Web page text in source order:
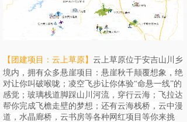
【团建项目：云上草原 】 云上草原位于安吉山川乡
境内，拥有众多悬崖项目：悬崖秋千颠覆想象，绝
对让你叫破喉咙；凌空飞步让你体验“命悬一线”的
感觉；玻璃栈道脚踩山川河流，穿行云海；飞拉达
帮你完成飞檐走壁的梦想；还有云海栈桥，云中漫
道，水晶廊桥，云书房等各种网红项目等你来挑